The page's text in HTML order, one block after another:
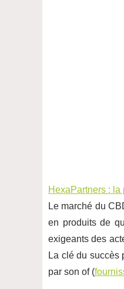
HexaPartners :
Le marché du
en produits de
exigeants des
La clé du succès
par son of (